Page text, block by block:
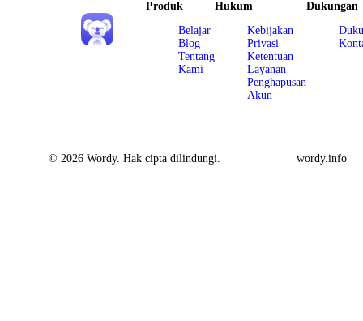
Produk
Belajar
Blog
Tentang
Kami
Hukum
Kebijakan
Privasi
Ketentuan
Layanan
Penghapusan
Akun
Dukungan
© 2026 Wordy. Hak cipta dilindungi. wordy.info